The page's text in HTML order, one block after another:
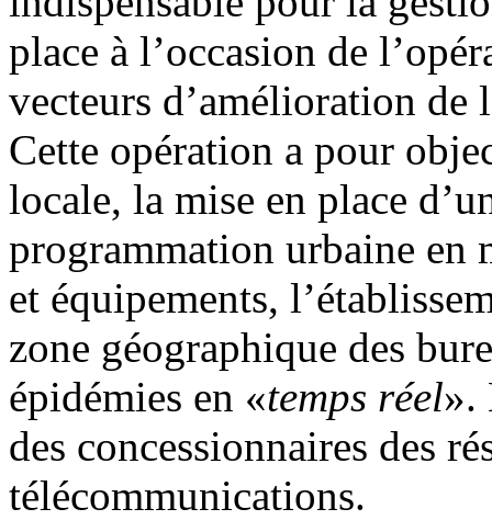
place à l’occasion de
vecteurs d’amélioration
Cette opération a pour
locale, la mise en place
programmation urbaine en
et équipements,
zone géographique des
épidémies en «temps réel».
des concessionnaires des
télécommunications.